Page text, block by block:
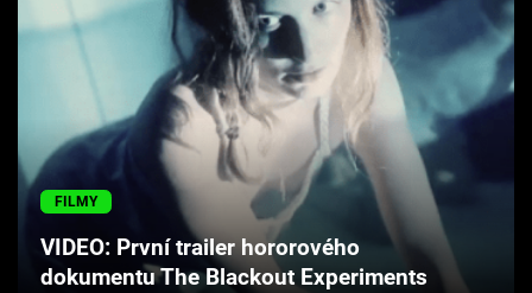
Seriály
Cool Esport
Pořady
TV Program
FILMY
VIDEO: První trailer hororového
dokumentu The Blackout Experiments